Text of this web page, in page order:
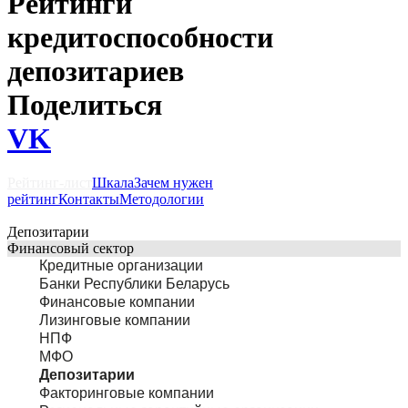
кредитоспособности
депозитариев
Поделиться
VK
ШкалаЗачем нужен
рейтингКонтактыМетодологии
Депозитарии
Финансовый сектор
Кредитные организации
Банки Республики Беларусь
Финансовые компании
Лизинговые компании
НПФ
МФО
Депозитарии
Факторинговые компании